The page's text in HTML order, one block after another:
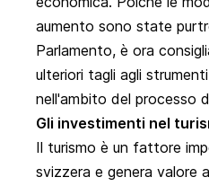
aumento sono state
Parlamento, è ora
ulteriori tagli agli
nell'ambito del processo
Gli investimenti nel
Il turismo è un fattore
svizzera e genera valore